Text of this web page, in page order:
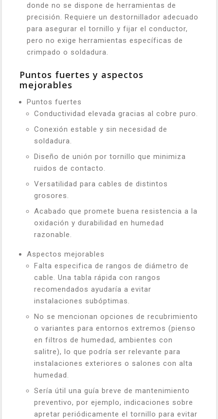
donde no se dispone de herramientas de
precisión. Requiere un destornillador adecuado
para asegurar el tornillo y fijar el conductor,
pero no exige herramientas específicas de
crimpado o soldadura.
Puntos fuertes y aspectos
mejorables
Puntos fuertes
Conductividad elevada gracias al cobre puro.
Conexión estable y sin necesidad de
soldadura.
Diseño de unión por tornillo que minimiza
ruidos de contacto.
Versatilidad para cables de distintos
grosores.
Acabado que promete buena resistencia a la
oxidación y durabilidad en humedad
razonable.
Aspectos mejorables
Falta especifica de rangos de diámetro de
cable. Una tabla rápida con rangos
recomendados ayudaría a evitar
instalaciones subóptimas.
No se mencionan opciones de recubrimiento
o variantes para entornos extremos (pienso
en filtros de humedad, ambientes con
salitre), lo que podría ser relevante para
instalaciones exteriores o salones con alta
humedad.
Sería útil una guía breve de mantenimiento
preventivo, por ejemplo, indicaciones sobre
apretar periódicamente el tornillo para evitar